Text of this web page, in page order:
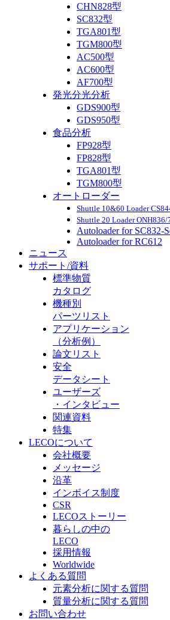
CHN828型
SC832型
TGA801型
TGM800型
AC500型
AC600型
AF700型
発光分光分析
GDS900型
GDS950型
食品分析
FP928型
FP828型
TGA801型
TGM800型
オートローダー
Shuttle 10&60 Loader
Shuttle 20 Loader
Autoloader for SC832-
Autoloader for RC612
ニュース
サポート/資料
標準物質
カタログ
機種別
パーツリスト
アプリケーション
（分析例）
論文リスト
安全
データシート
ユーザーズ
・インタビュー
関連資料
特集
LECOについて
会社概要
メッセージ
沿革
インボイス制度
CSR
LECOストーリー
暮らしの中の
LECO
採用情報
Worldwide
よくある質問
元素分析に関する質問
質量分析に関する質問
お問い合わせ